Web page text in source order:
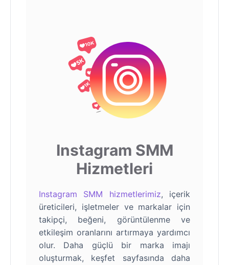
Instagram SMM
Hizmetleri
Instagram SMM hizmetlerimiz, içerik
üreticileri, işletmeler ve markalar için
takipçi, beğeni, görüntülenme ve
etkileşim oranlarını artırmaya yardımcı
olur. Daha güçlü bir marka imajı
oluşturmak, keşfet sayfasında daha